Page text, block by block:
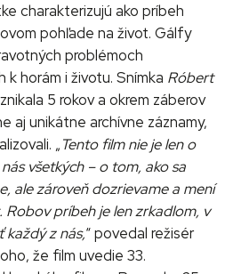
charakterizujú ako príbeh
pohľade na život. Gálfy
problémoch
horám i životu. Snímka Róbert
5 rokov a okrem záberov
aj unikátne archívne záznamy,
„Tento film nie je len o
všetkých – o tom, ako sa
ale zároveň dozrievame a mení
Robov príbeh je len zrkadlom, v
z nás,“ povedal režisér
že film uvedie 33.